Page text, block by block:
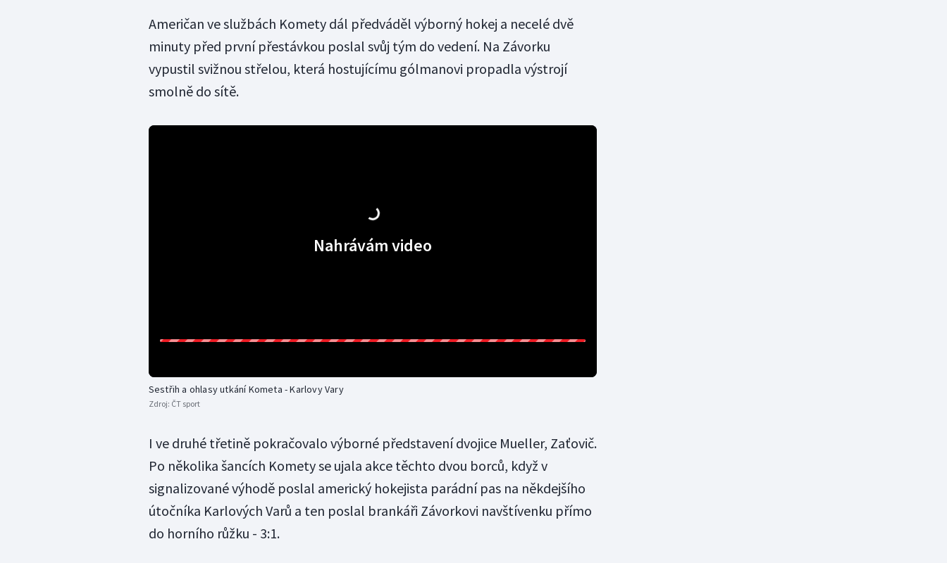
Američan ve službách Komety dál předváděl výborný hokej a necelé dvě
minuty před první přestávkou poslal svůj tým do vedení. Na Závorku
vypustil svižnou střelou, která hostujícímu gólmanovi propadla výstrojí
smolně do sítě.
Nahrávám video
Sestřih a ohlasy utkání Kometa - Karlovy Vary
Zdroj: ČT sport
I ve druhé třetině pokračovalo výborné představení dvojice Mueller, Zaťovič.
Po několika šancích Komety se ujala akce těchto dvou borců, když v
signalizované výhodě poslal americký hokejista parádní pas na někdejšího
útočníka Karlových Varů a ten poslal brankáři Závorkovi navštívenku přímo
do horního růžku - 3:1.